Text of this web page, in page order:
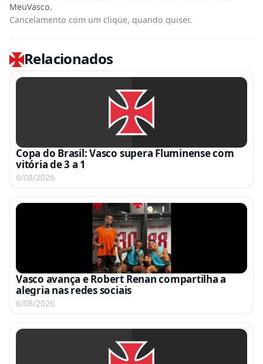
Cancelamento com um clique, quando quiser.
Relacionados
Copa do Brasil: Vasco supera Fluminense com
vitória de 3 a 1
6/08/2026
Vasco avança e Robert Renan compartilha a
alegria nas redes sociais
6/08/2026